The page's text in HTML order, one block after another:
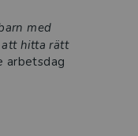
med
hitta rätt
arbetsdag